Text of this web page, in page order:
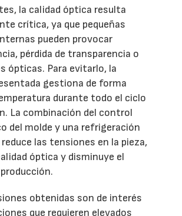
la calidad óptica resulta
crítica, ya que pequeñas
pueden provocar
pérdida de transparencia o
ópticas. Para evitarlo, la
gestiona de forma
durante todo el ciclo
La combinación del control
del molde y una refrigeración
las tensiones en la pieza,
óptica y disminuye el
obtenidas son de interés
que requieren elevados